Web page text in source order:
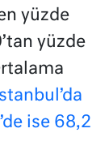
yüzde
yüzde
İstanbul’da
ise 68,2